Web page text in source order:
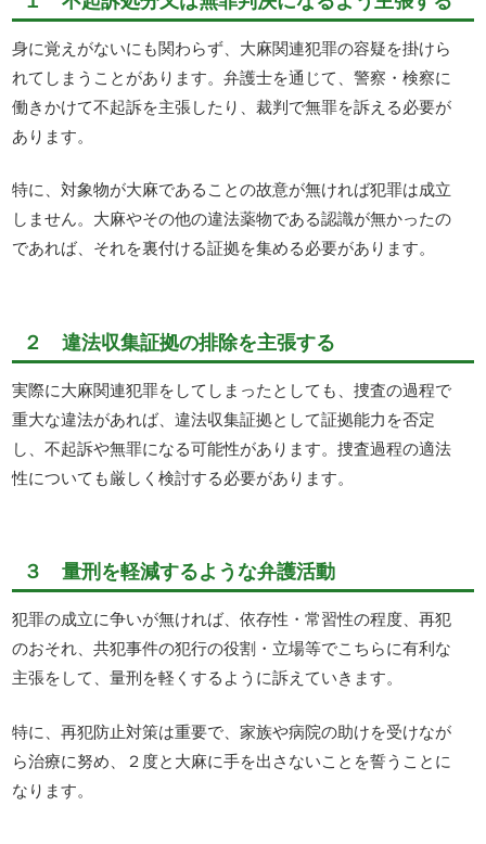
身に覚えがないにも関わらず、大麻関連犯罪の容疑を掛けら
れてしまうことがあります。弁護士を通じて、警察・検察に
働きかけて不起訴を主張したり、裁判で無罪を訴える必要が
あります。
特に、対象物が大麻であることの故意が無ければ犯罪は成立
しません。大麻やその他の違法薬物である認識が無かったの
であれば、それを裏付ける証拠を集める必要があります。
２ 違法収集証拠の排除を主張する
実際に大麻関連犯罪をしてしまったとしても、捜査の過程で
重大な違法があれば、違法収集証拠として証拠能力を否定
し、不起訴や無罪になる可能性があります。捜査過程の適法
性についても厳しく検討する必要があります。
３ 量刑を軽減するような弁護活動
犯罪の成立に争いが無ければ、依存性・常習性の程度、再犯
のおそれ、共犯事件の犯行の役割・立場等でこちらに有利な
主張をして、量刑を軽くするように訴えていきます。
特に、再犯防止対策は重要で、家族や病院の助けを受けなが
ら治療に努め、２度と大麻に手を出さないことを誓うことに
なります。